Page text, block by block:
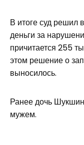
В итоге суд решил
деньги за
причитается 255
этом решение о
выносилось.
Ранее дочь
мужем.